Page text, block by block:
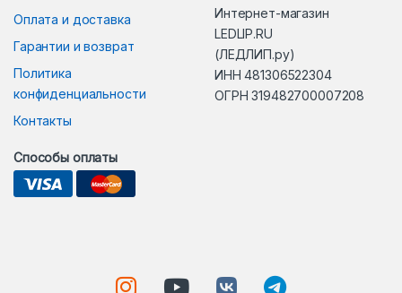
Оплата и доставка
Гарантии и возврат
Политика
конфиденциальности
Контакты
Интернет-магазин
LEDLIP.RU
(ЛЕДЛИП.ру)
ИНН 481306522304
ОГРН 319482700007208
Способы оплаты